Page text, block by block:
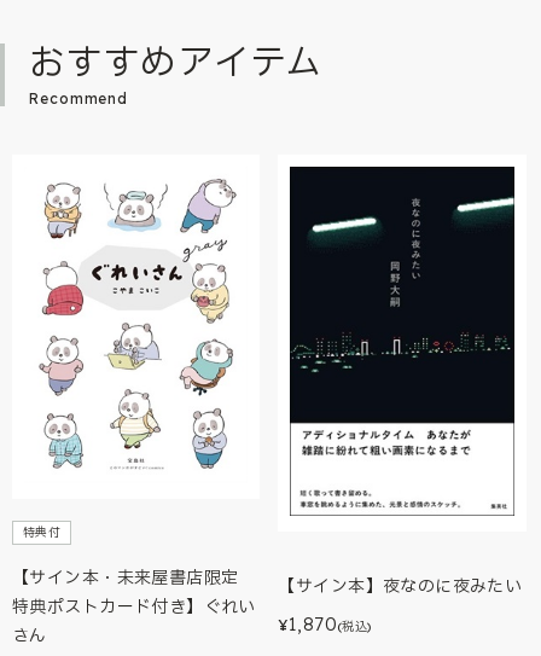
おすすめアイテム
Recommend
特典付
【サイン本・未来屋書店限定
特典ポストカード付き】ぐれい
さん
【サイン本】夜なのに夜みたい
¥1,870(税込)